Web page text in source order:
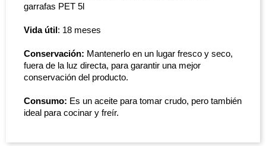
garrafas PET 5l
Vida útil: 18 meses
Conservación: Mantenerlo en un lugar fresco y seco,
fuera de la luz directa, para garantir una mejor
conservación del producto.
Consumo: Es un aceite para tomar crudo, pero también
ideal para cocinar y freír.